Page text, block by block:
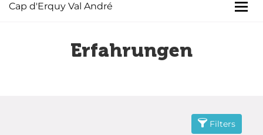
Cap d'Erquy Val André
Erfahrungen
Filters